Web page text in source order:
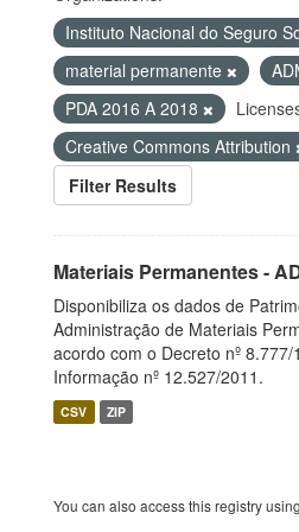
Instituto Nacional do Seguro
material permanente
PDA 2016 A 2018
Creative Commons Attribution
Filter Results
Materiais Permanentes -
Disponibiliza os dados de
Administração de Materiais
acordo com o Decreto nº
Informação nº 12.527/2011.
CSV ZIP
You can also access this registry